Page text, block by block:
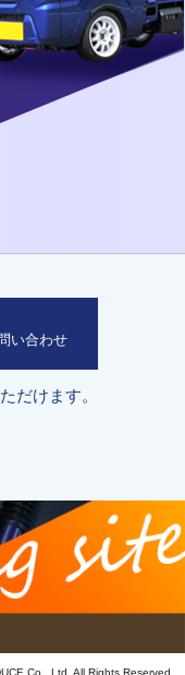
い合わせ
だけます。
Co., Ltd. All Rights Reserved.